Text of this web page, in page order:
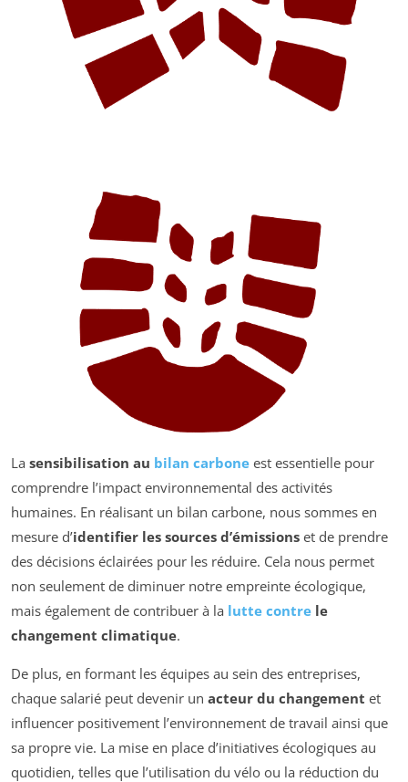
La sensibilisation au bilan carbone est essentielle pour
comprendre l’impact environnemental des activités
humaines. En réalisant un bilan carbone, nous sommes en
mesure d’identifier les sources d’émissions et de prendre
des décisions éclairées pour les réduire. Cela nous permet
non seulement de diminuer notre empreinte écologique,
mais également de contribuer à la lutte contre le
changement climatique.
De plus, en formant les équipes au sein des entreprises,
chaque salarié peut devenir un acteur du changement et
influencer positivement l’environnement de travail ainsi que
sa propre vie. La mise en place d’initiatives écologiques au
quotidien, telles que l’utilisation du vélo ou la réduction du